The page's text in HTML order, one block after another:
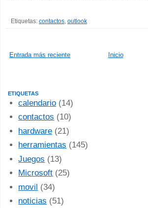
Etiquetas: contactos outlook
Entrada más reciente Inicio
ETIQUETAS
calendario (14)
contactos (10)
hardware (21)
herramientas (145)
Juegos (13)
Microsoft (25)
movil (34)
noticias (51)